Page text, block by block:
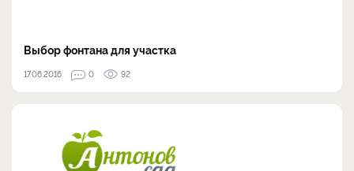
Выбор фонтана для участка
17.06.2016 0 92